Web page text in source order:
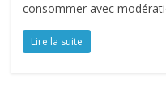
consommer avec
Lire la suite